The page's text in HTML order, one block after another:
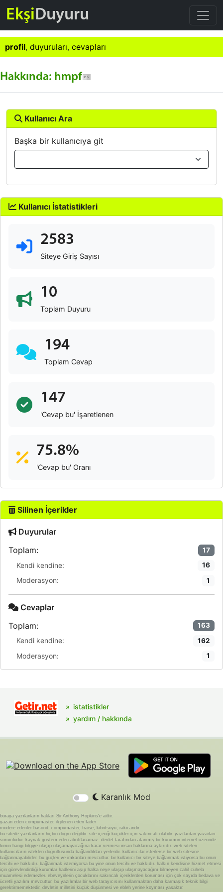
EkşiDuyuru
profil, duyuruları, cevapları
Hakkında: hmpf
Kullanıcı Ara
Başka bir kullanıcıya git
Kullanıcı İstatistikleri
2583
Siteye Giriş Sayısı
10
Toplam Duyuru
194
Toplam Cevap
147
'Cevap bu' İşaretlenen
75.8%
'Cevap bu' Oranı
Silinen İçerikler
Duyurular
Toplam:
17
Kendi kendine: 16
Moderasyon: 1
Cevaplar
Toplam:
163
Kendi kendine: 162
Moderasyon: 1
istatistikler
yardım / hakkında
Karanlık Mod
buraya yazılanların hakları Sir Anthony Hopkins'e aittir.
yazan eden compumaster, ilgilenen eden fader
modere edenler basond, compumaster, fraise, kibritsuyu, rakicandir
bu sitede yazılanların hiçbiri doğru değildir. site içeriği küçükler için sakıncalı olabilir. yazılardan yazarları
sorumludur. kaynak göstermeden alıntılanamaz. devlet tarafından atanmış bir kurumun internet üzerinde
kimin hangi bilgiye ulaşıp ulaşamayacağına karar vermesi insan haklarına aykırıdır. web siteleri
kullanıcıların istekleri doğrultusunda bağlandıkları yerlerdir. kullanıcılar isterlerse bir web sitesine
bağlanmayabilirler. bu güçleri ve imkanları mevcuttur. bir kullanıcı bir siteye bağlanmak istiyorsa bu onun
tercihi ve hakkıdır. bağlanmak istemiyorsa bu yine onun tercihi ve hakkıdır. halkın kendisine hizmet etmesi
için görevlendirdiği kurumlar hadlerini aşıp halka neye ulaşıp ulaşmayacağını bilmeyen cahil cühela
muamelesi edemezler. ebeveynlerin çocuklarını sakıncalı içeriklerden koruması için çok sayıda bedava ve
ücretli yazılım mevcuttur. bu yazılımlar bir web tarayıcısını kullanmaktan daha karmaşık teknik bilgi
gerektirmemektedir. devletin milletini küçük düşürmesi ve ebleh yerine koyması yasaktır.